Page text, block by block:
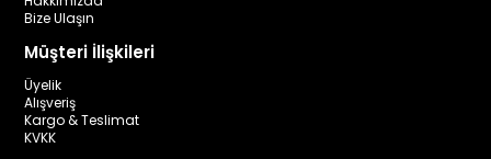
Bize Ulaşın
Müşteri İlişkileri
Üyelik
Alışveriş
Kargo & Teslimat
KVKK